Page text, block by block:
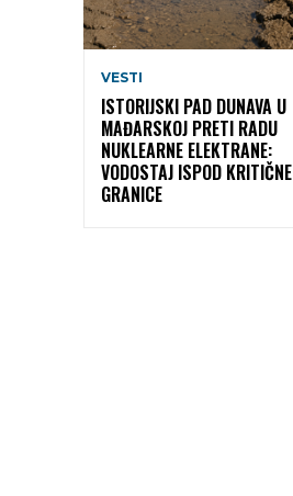
VESTI
ISTORIJSKI PAD DUNAVA U
MAĐARSKOJ PRETI RADU
NUKLEARNE ELEKTRANE:
VODOSTAJ ISPOD KRITIČNE
GRANICE